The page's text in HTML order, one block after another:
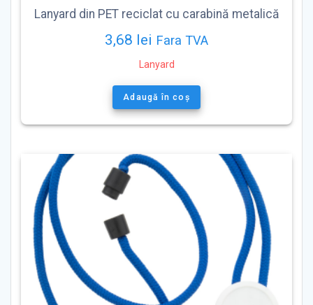
Lanyard din PET reciclat cu carabină metalică
3,68 lei Fara TVA
Lanyard
Adaugă în coș